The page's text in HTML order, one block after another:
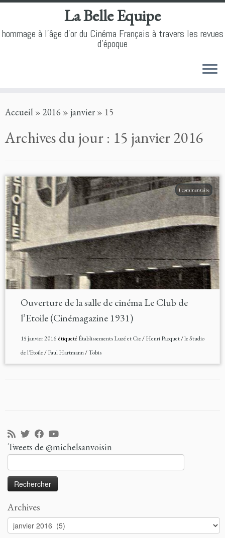
to
La Belle Equipe
hommage à l'âge d'or du Cinéma Français à travers les revues
d'époque
Accueil » 2016 » janvier » 15
Archives du jour : 15 janvier 2016
1 commentaire
Ouverture de la salle de cinéma Le Club de
l’Etoile (Cinémagazine 1931)
15 janvier 2016étiqueté Établissements Luzé et Cie/Henri Pacquet/le Studio
de l'Etoile/Paul Hartmann/Tobis
Tweets de @michelsanvoisin
Archives
Archives